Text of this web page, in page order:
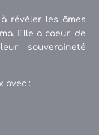
révéler les âmes
Elle a coeur de
souveraineté
avec :